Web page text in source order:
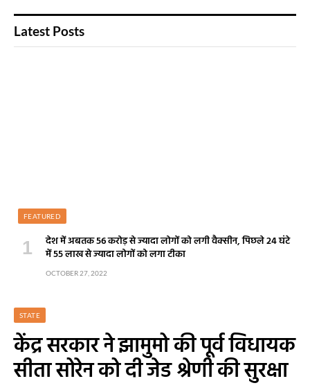
Latest Posts
FEATURED
देश में अबतक 56 करोड़ से ज्यादा लोगों को लगी वैक्सीन, पिछले 24 घंटे
में 55 लाख से ज्यादा लोगों को लगा टीका
OCTOBER 27, 2022
STATE
केंद्र सरकार ने झामुमो की पूर्व विधायक
सीता सोरेन को दी जेड श्रेणी की सुरक्षा